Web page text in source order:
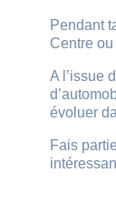
Pendant
Centre
A l’issue
évoluer
Fais